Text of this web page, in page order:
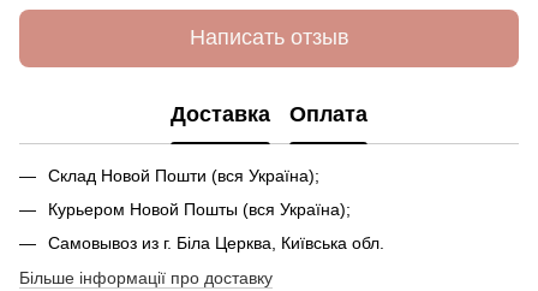
Написать отзыв
Доставка Оплата
Склад Новой Пошти (вся Україна);
Курьером Новой Пошты (вся Україна);
Самовывоз из г. Біла Церква, Київська обл.
Більше інформації про доставку